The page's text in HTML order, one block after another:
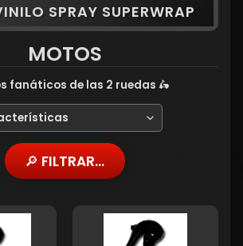
SPRAY SUPERWRAP
MOTOS
fanáticos de las 2 ruedas 🛵
🔎 FILTRAR...